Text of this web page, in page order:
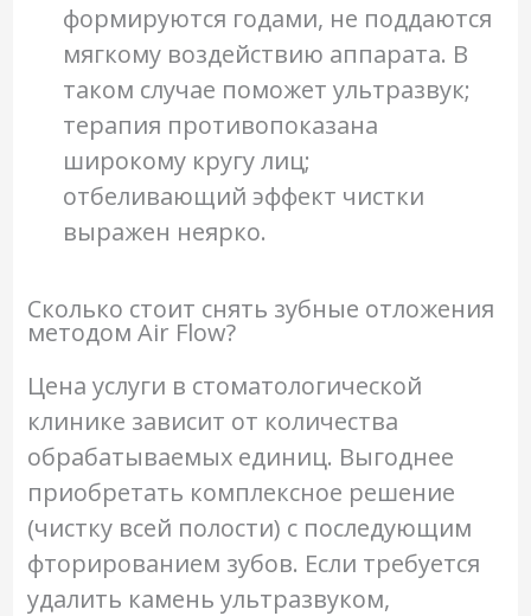
формируются годами, не поддаются
мягкому воздействию аппарата. В
таком случае поможет ультразвук;
терапия противопоказана
широкому кругу лиц;
отбеливающий эффект чистки
выражен неярко.
Сколько стоит снять зубные отложения
методом Air Flow?
Цена услуги в стоматологической
клинике зависит от количества
обрабатываемых единиц. Выгоднее
приобретать комплексное решение
(чистку всей полости) с последующим
фторированием зубов. Если требуется
удалить камень ультразвуком,